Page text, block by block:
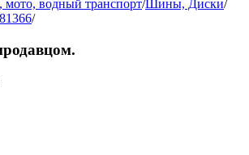
мото, водный транспорт/Шины, Диски/
/